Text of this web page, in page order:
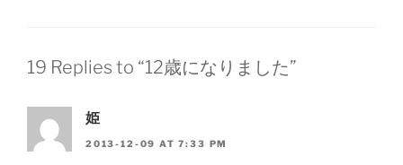
19 Replies to “12歳になりました”
姫
2013-12-09 AT 7:33 PM